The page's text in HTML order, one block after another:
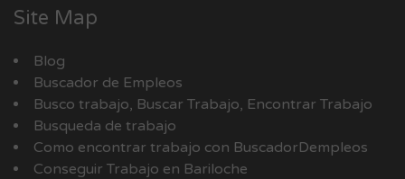
Site Map
Blog
Buscador de Empleos
Busco trabajo, Buscar Trabajo, Encontrar Trabajo
Busqueda de trabajo
Como encontrar trabajo con BuscadorDempleos
Conseguir Trabajo en Bariloche